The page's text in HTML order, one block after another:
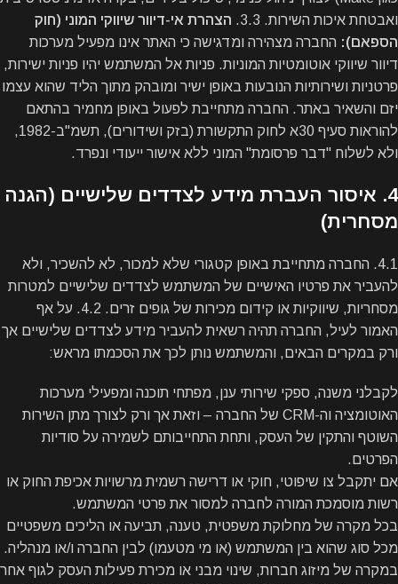
ואבטחת איכות השירות. 3.3.
הצהרת אי-דיוור שיווקי המוני (חוק
הספאם): החברה מצהירה ומדגישה כי האתר אינו מפעיל מערכות
דיוור שיווקי אוטומטיות המוניות. פניות אל המשתמש יהיו פניות ישירות,
פרטניות ושירותיות הנובעות באופן ישיר ומובהק מתוך הליד שהוא עצמו
יזם והשאיר באתר. החברה מתחייבת לפעול באופן מחמיר בהתאם
להוראות סעיף 30א לחוק התקשורת (בזק ושידורים), תשמ"ב-1982,
ולא לשלוח "דבר פרסומת" המוני ללא אישור ייעודי ונפרד.
4. איסור העברת מידע לצדדים שלישיים (הגנה
מסחרית)
4.1. החברה מתחייבת באופן קטגורי שלא למכור, לא להשכיר, ולא
להעביר את פרטיו האישיים של המשתמש לצדדים שלישיים למטרות
מסחריות, שיווקיות או קידום מכירות של גופים זרים. 4.2. על אף
האמור לעיל, החברה תהיה רשאית להעביר מידע לצדדים שלישיים אך
ורק במקרים הבאים, והמשתמש נותן לכך את הסכמתו מראש:
לקבלני משנה, ספקי שירותי ענן, מפתחי תוכנה ומפעילי מערכות
האוטומציה וה-CRM של החברה – וזאת אך ורק לצורך מתן השירות
השוטף והתקין של העסק, ותחת התחייבותם לשמירה על סודיות
הפרטים.
אם יתקבל צו שיפוטי, חוקי או דרישה רשמית מרשויות אכיפת החוק או
רשות מוסמכת המורה לחברה למסור את פרטי המשתמש.
בכל מקרה של מחלוקת משפטית, טענה, תביעה או הליכים משפטיים
מכל סוג שהוא בין המשתמש (או מי מטעמו) לבין החברה ו/או מנהליה.
במקרה של מיזוג חברות, שינוי מבני או מכירת פעילות העסק לגוף אחר